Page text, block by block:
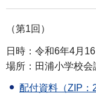
（第1回）
日時：令和6年4月
場所：田浦小学校会
配付資料（ZIP：